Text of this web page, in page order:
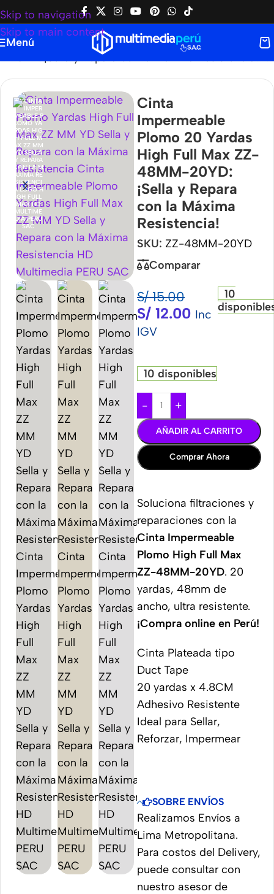
Skip to navigation
Skip to main content
Menú
¡Sella y Repara con la Máxima Resistencia!
Cinta
Impermeable
Plomo 20 Yardas
High Full Max ZZ-
48MM-20YD:
¡Sella y Repara
con la Máxima
Resistencia!
SKU: ZZ-48MM-20YD
Comparar
S/15.00
S/ 12.00 Inc
IGV
10
10 disponibles
- +
AÑADIR AL CARRITO
Comprar Ahora
Soluciona filtraciones y
reparaciones con la
Cinta Impermeable
Plomo High Full Max
ZZ-48MM-20YD. 20
yardas, 48mm de
ancho, ultra resistente.
¡Compra online en Perú!
Cinta Plateada tipo
Duct Tape
20 yardas x 4.8CM
Adhesivo Resistente
Ideal para Sellar,
Reforzar, Impermear
SOBRE ENVÍOS
Realizamos Envíos a
Lima Metropolitana.
Para costos del Delivery,
puede consultar con
nuestro asesor de